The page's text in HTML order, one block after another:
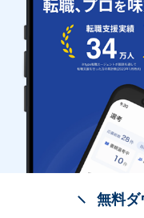
無料ダ